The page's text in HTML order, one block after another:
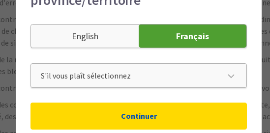
d'omission ou de négligence dans la prestation de services
le bris des machines, qui couvre les systèmes importants, comme les
chauffage et de climatisation, l’équipement de réfrigération et les systèmes
sinistre attribuable à des circonstances comme un arc électrique ou une
la responsabilité civile pour les produits, qui offre une protection si vos
blessures.
les cyberrisques, qui couvre votre responsabilité advenant la perte ou le
collaborateurs essentiels, une assurance-vie qui vous protège contre la
des personnes clés sur lesquelles vous comptez pour la bonne marche de vos
English Français
Continuer